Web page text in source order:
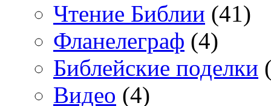
Чтение Библии (41)
Фланелеграф (4)
Библейские поделки
Видео (4)